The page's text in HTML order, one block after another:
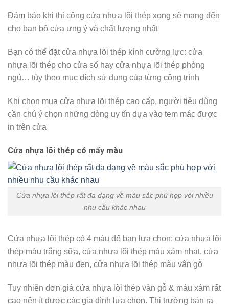
Đảm bảo khi thi công cửa nhựa lõi thép xong sẽ mang đến
cho bạn bộ cửa ưng ý và chất lượng nhất
Bạn có thể đặt cửa nhựa lõi thép kính cường lực: cửa
nhựa lõi thép cho cửa sổ hay cửa nhựa lõi thép phòng
ngủ… tùy theo mục đích sử dụng của từng công trình
Khi chọn mua cửa nhựa lõi thép cao cấp, người tiêu dùng
cần chú ý chọn những dòng uy tín dựa vào tem mác được
in trên cửa
Cửa nhựa lõi thép có mấy màu
Cửa nhựa lõi thép rất đa dạng về màu sắc phù hợp với nhiều
nhu cầu khác nhau
Cửa nhựa lõi thép có 4 màu để bạn lựa chọn: cửa nhựa lõi
thép màu trắng sữa, cửa nhựa lõi thép màu xám nhạt, cửa
nhựa lõi thép màu đen, cửa nhựa lõi thép màu vân gỗ
Tuy nhiên đơn giá cửa nhựa lõi thép vân gỗ & màu xám rất
cao nên ít được các gia đình lựa chọn. Thị trường bán ra